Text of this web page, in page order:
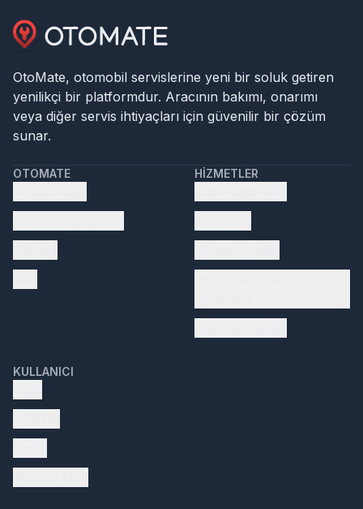
OtoMate, otomobil servislerine yeni bir soluk getiren
yenilikçi bir platformdur. Aracının bakımı, onarımı
veya diğer servis ihtiyaçları için güvenilir bir çözüm
sunar.
OTOMATE HIZMETLER
KULLANICI